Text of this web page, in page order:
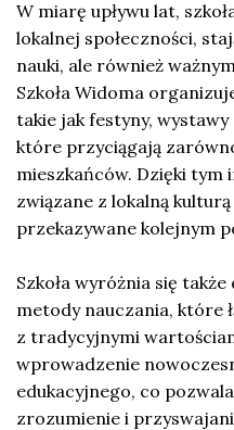
W miarę upływu lat,
lokalnej społeczności,
nauki, ale również
Szkoła Widoma
takie jak festyny,
które przyciągają
mieszkańców. Dzięki
związane z lokalną
przekazywane kolejnym
Szkoła wyróżnia się
metody nauczania, które
z tradycyjnymi
wprowadzenie
edukacyjnego, co
zrozumienie i